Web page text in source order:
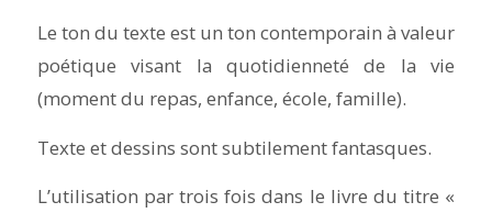
Le ton du texte est un ton contemporain à valeur
poétique visant la quotidienneté de la vie
(moment du repas, enfance, école, famille).
Texte et dessins sont subtilement fantasques.
L’utilisation par trois fois dans le livre du titre «